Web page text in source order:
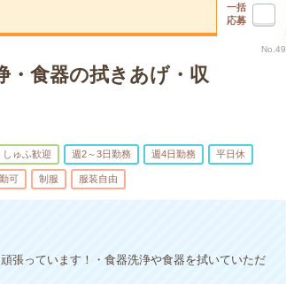
一括
応募
No.49
・食器の拭きあげ・収
しゅふ歓迎 週2～3日勤務 週4日勤務 平日休
可 制服 服装自由
張っています！・食器洗浄や食器を拭いていただ